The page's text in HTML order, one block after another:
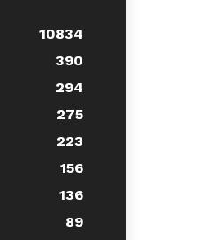
10834
390
294
275
223
156
136
89